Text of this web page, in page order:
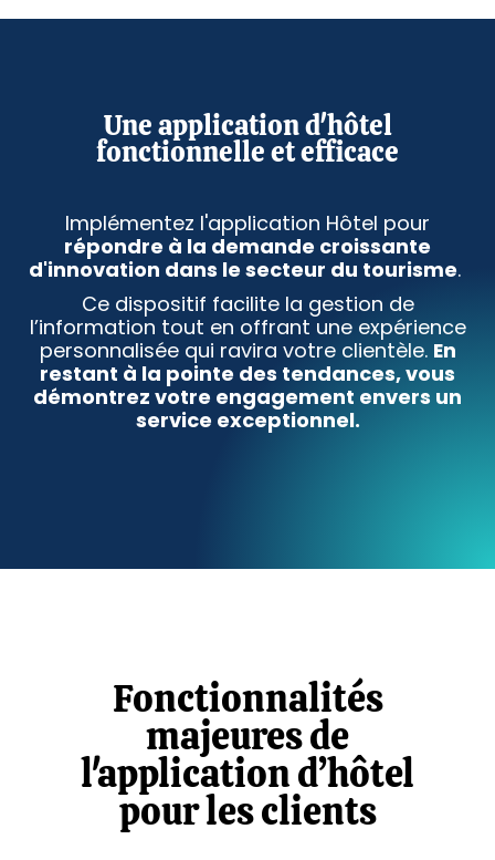
Une application d'hôtel
fonctionnelle et efficace
Implémentez l'application Hôtel pour
répondre à la demande croissante
d'innovation dans le secteur du tourisme.
Ce dispositif facilite la gestion de
l’information tout en offrant une expérience
personnalisée qui ravira votre clientèle. En
restant à la pointe des tendances, vous
démontrez votre engagement envers un
service exceptionnel.
Fonctionnalités
majeures de
l'application d’hôtel
pour les clients